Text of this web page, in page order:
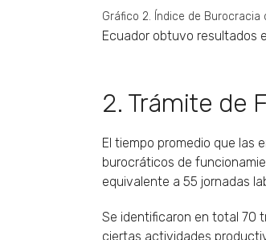
Gráfico 2. Índice de
Ecuador obtuvo resultados
2. Trámite de
El tiempo promedio que las
burocráticos de
equivalente a 55 jornadas
Se identificaron en total 70
ciertas actividades